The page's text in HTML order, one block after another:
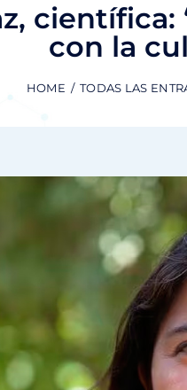
científica:
con la
HOME TODAS LAS